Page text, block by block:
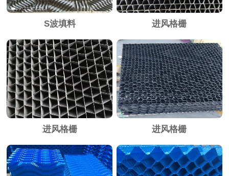
S波填料 进风格栅
进风格栅 进风格栅